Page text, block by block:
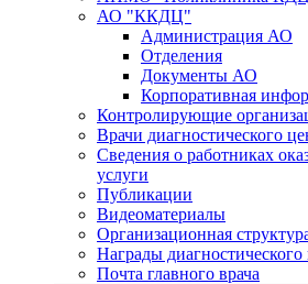
АО "ККДЦ"
Администрация АО
Отделения
Документы АО
Корпоративная
Контролирующие
Врачи диагностического
Сведения о работниках
услуги
Публикации
Видеоматериалы
Организационная
Награды диагностического
Почта главного врача